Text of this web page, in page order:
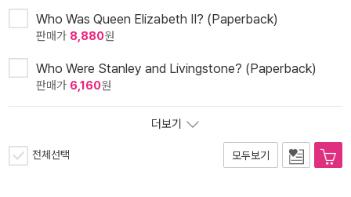
Who Was Queen Elizabeth II? (Paperback)
판매가 8,880원
Who Were Stanley and Livingstone? (Paperback)
판매가 6,160원
더보기
전체선택 모두보기